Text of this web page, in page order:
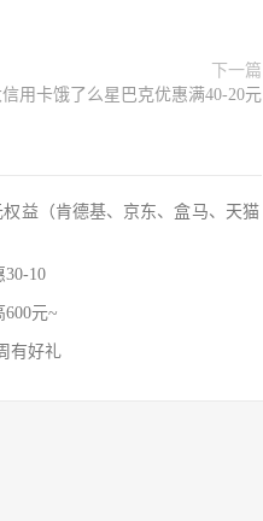
下一篇
用卡饿了么星巴克优惠满40-20元
权益（肯德基、京东、盒马、天猫
10
元~
有好礼